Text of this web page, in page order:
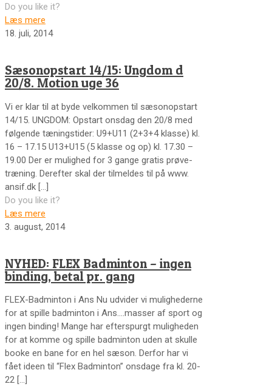
Do you like it?
Læs mere
18. juli, 2014
Sæsonopstart 14/15: Ungdom d
20/8. Motion uge 36
Vi er klar til at byde velkommen til sæsonopstart
14/15. UNGDOM: Opstart onsdag den 20/8 med
følgende tæningstider: U9+U11 (2+3+4 klasse) kl.
16 – 17.15 U13+U15 (5 klasse og op) kl. 17.30 –
19.00 Der er mulighed for 3 gange gratis prøve-
træning. Derefter skal der tilmeldes til på www.
ansif.dk […]
Do you like it?
Læs mere
3. august, 2014
NYHED: FLEX Badminton – ingen
binding, betal pr. gang
FLEX-Badminton i Ans Nu udvider vi mulighederne
for at spille badminton i Ans….masser af sport og
ingen binding! Mange har efterspurgt muligheden
for at komme og spille badminton uden at skulle
booke en bane for en hel sæson. Derfor har vi
fået ideen til “Flex Badminton” onsdage fra kl. 20-
22 […]